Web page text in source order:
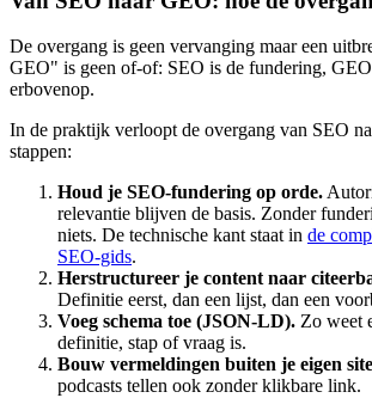
De overgang is geen vervanging maar een
GEO" is geen of-of: SEO is de fundering,
erbovenop.
In de praktijk verloopt de overgang van SEO
stappen:
Houd je SEO-fundering op orde.
relevantie blijven de basis. Zonder
niets. De technische kant staat in de
SEO-gids.
Herstructureer je content naar
Definitie eerst, dan een lijst, dan een
Voeg schema toe (JSON-LD). Zo weet
definitie, stap of vraag is.
Bouw vermeldingen buiten je eigen
podcasts tellen ook zonder klikbare link.